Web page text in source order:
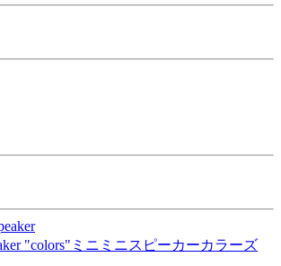
"colors"ミニミニスピーカーカラーズ